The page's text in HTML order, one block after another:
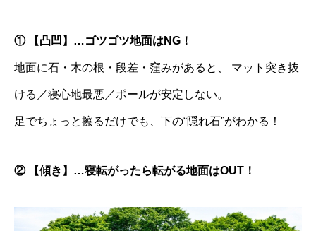
① 【凸凹】…ゴツゴツ地面はNG！
地面に石・木の根・段差・窪みがあると、 マット突き抜
ける／寝心地最悪／ポールが安定しない。
足でちょっと擦るだけでも、下の“隠れ石”がわかる！
② 【傾き】…寝転がったら転がる地面はOUT！